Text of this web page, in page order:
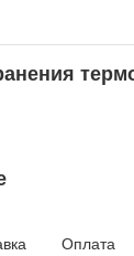
Оплата